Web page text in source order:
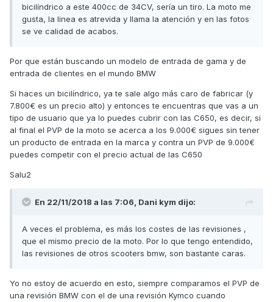
bicilíndrico a este 400cc de 34CV, sería un tiro. La moto me
gusta, la linea es atrevida y llama la atención y en las fotos
se ve calidad de acabos.
Por que están buscando un modelo de entrada de gama y de
entrada de clientes en el mundo BMW
Si haces un bicilíndrico, ya te sale algo más caro de fabricar (y
7.800€ es un precio alto) y entonces te encuentras que vas a un
tipo de usuario que ya lo puedes cubrir con las C650, es decir, si
al final el PVP de la moto se acerca a los 9.000€ sigues sin tener
un producto de entrada en la marca y contra un PVP de 9.000€
puedes competir con el precio actual de las C650
Salu2
En 22/11/2018 a las 7:06, Dani kym dijo:
A veces el problema, es más los costes de las revisiones ,
que el mismo precio de la moto. Por lo que tengo entendido,
las revisiones de otros scooters bmw, son bastante caras.
Yo no estoy de acuerdo en esto, siempre comparamos el PVP de
una revisión BMW con el de una revisión Kymco cuando